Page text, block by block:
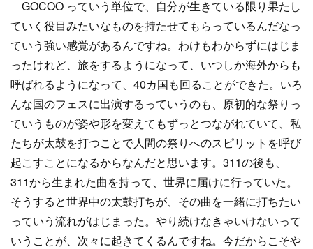
GOCOO っていう単位で、自分が生きている限り果たし
ていく役目みたいなものを持たせてもらっているんだなっ
ていう強い感覚があるんですね。わけもわからずにはじま
ったけれど、旅をするようになって、いつしか海外からも
呼ばれるようになって、40カ国も回ることができた。いろ
んな国のフェスに出演するっていうのも、原初的な祭りっ
ていうものが姿や形を変えてもずっとつながれていて、私
たちが太鼓を打つことで人間の祭りへのスピリットを呼び
起こすことになるからなんだと思います。311の後も、
311から生まれた曲を持って、世界に届けに行っていた。
そうすると世界中の太鼓打ちが、その曲を一緒に打ちたい
っていう流れがはじまった。やり続けなきゃいけないって
いうことが、次々に起きてくるんですね。今だからこそや